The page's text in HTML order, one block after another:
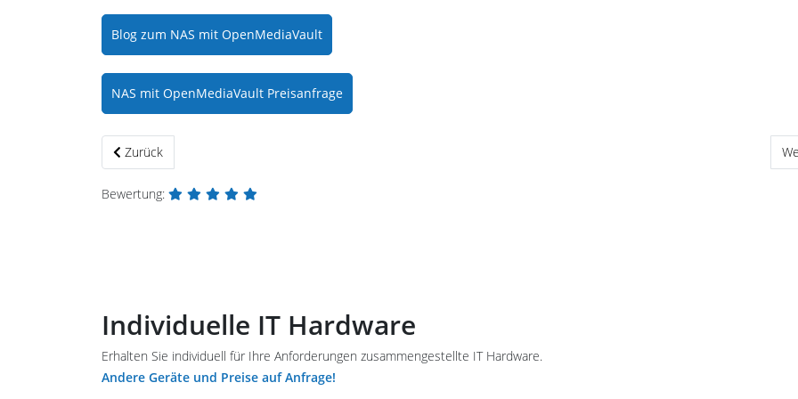
Blog zum NAS mit OpenMediaVault
NAS mit OpenMediaVault Preisanfrage
Vorheriger Beitrag: Debian DVD Set
Zurück
Bewertung:
Individuelle IT Hardware
Erhalten Sie individuell für Ihre Anforderungen zusammengestellte IT Hardware.
Andere Geräte und Preise auf Anfrage!